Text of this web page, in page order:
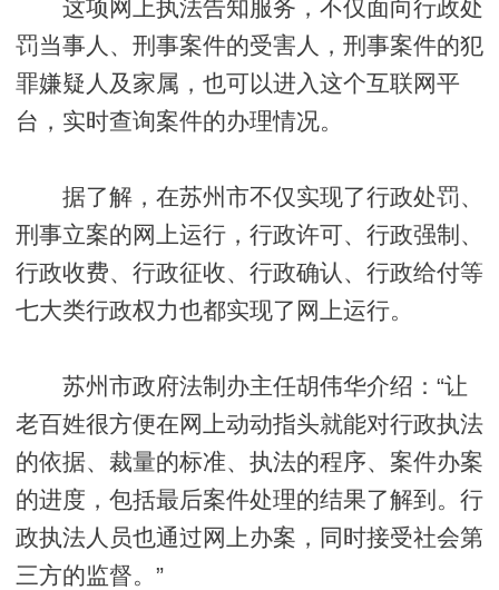
这项网上执法告知服务，不仅面向行政处
罚当事人、刑事案件的受害人，刑事案件的犯
罪嫌疑人及家属，也可以进入这个互联网平
台，实时查询案件的办理情况。
据了解，在苏州市不仅实现了行政处罚、
刑事立案的网上运行，行政许可、行政强制、
行政收费、行政征收、行政确认、行政给付等
七大类行政权力也都实现了网上运行。
苏州市政府法制办主任胡伟华介绍：“让
老百姓很方便在网上动动指头就能对行政执法
的依据、裁量的标准、执法的程序、案件办案
的进度，包括最后案件处理的结果了解到。行
政执法人员也通过网上办案，同时接受社会第
三方的监督。”